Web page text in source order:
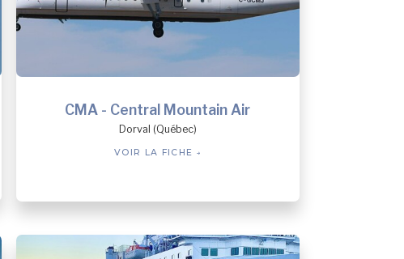
CMA - Central Mountain Air
Dorval (Québec)
VOIR LA FICHE